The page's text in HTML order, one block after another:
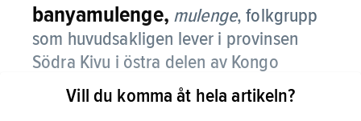
banyamulenge, mulenge,folkgrupp
som huvudsakligen lever i provinsen
Södra Kivu i östra delen av Kongo
(Kinshasa) och är en undergrupp av det
rwandatalande tutsifolket.
Vill du komma åt hela artikeln?